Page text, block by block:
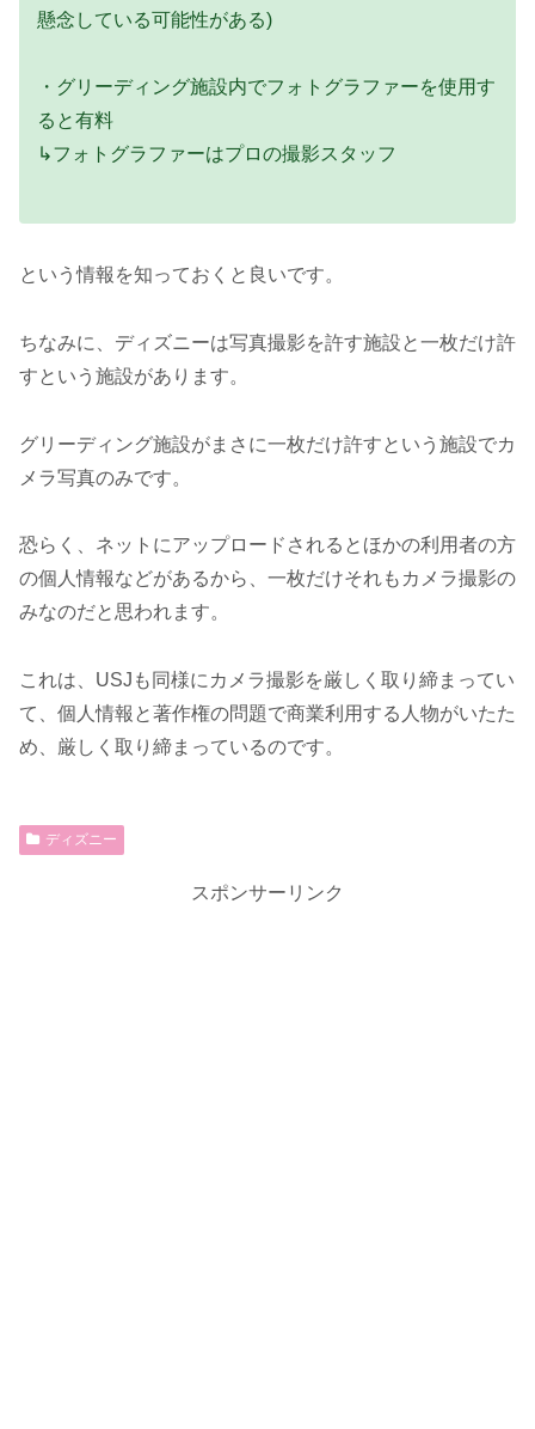
懸念している可能性がある)
・グリーディング施設内でフォトグラファーを使用す
ると有料
↳フォトグラファーはプロの撮影スタッフ
という情報を知っておくと良いです。
ちなみに、ディズニーは写真撮影を許す施設と一枚だけ許
すという施設があります。
グリーディング施設がまさに一枚だけ許すという施設でカ
メラ写真のみです。
恐らく、ネットにアップロードされるとほかの利用者の方
の個人情報などがあるから、一枚だけそれもカメラ撮影の
みなのだと思われます。
これは、USJも同様にカメラ撮影を厳しく取り締まってい
て、個人情報と著作権の問題で商業利用する人物がいたた
め、厳しく取り締まっているのです。
ディズニー
スポンサーリンク